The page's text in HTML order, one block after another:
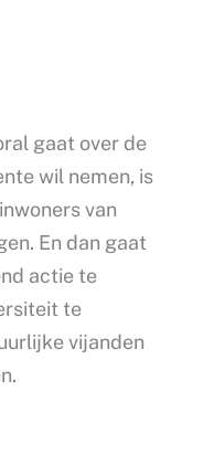
gaat over de
wil nemen, is
van
En dan gaat
actie te
te
vijanden